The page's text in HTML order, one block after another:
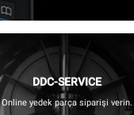
DDC-SERVICE
Online yedek parça siparişi verin.